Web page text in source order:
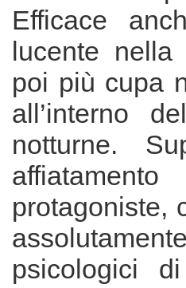
Efficace
lucente
poi più cupa
all’interno
notturne.
protagoniste,
psicologici